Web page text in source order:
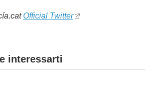
Official Twitter
interessarti